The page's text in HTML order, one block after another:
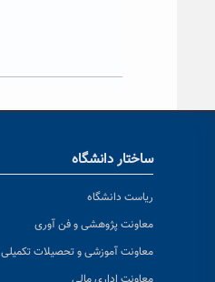
ساختار دانشگاه
ریاست دانشگاه
معاونت پژوهشی و فن آوری
معاونت آموزشی و تحصیلات تکمیلی